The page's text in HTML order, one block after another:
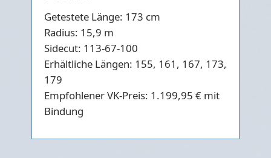
Getestete Länge: 173 cm
Radius: 15,9 m
Sidecut: 113-67-100
Erhältliche Längen: 155, 161, 167, 173,
179
Empfohlener VK-Preis: 1.199,95 € mit
Bindung